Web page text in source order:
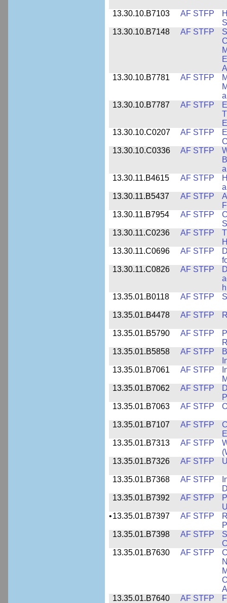
13.30.10.B7103 AF STFP
13.30.10.B7148
AF STFP
13.30.10.B7781
AF STFP
13.30.10.B7787
AF STFP
13.30.10.C0207
AF STFP
13.30.10.C0336
AF STFP
13.30.11.B4615
AF STFP
13.30.11.B5437
AF STFP
13.30.11.B7954
AF STFP
13.30.11.C0236
AF STFP
13.30.11.C0696
AF STFP
13.30.11.C0826
AF STFP
13.35.01.B0118
AF STFP
13.35.01.B4478 AF STFP
13.35.01.B5790 AF STFP
13.35.01.B5858
AF STFP
13.35.01.B7061
AF STFP
13.35.01.B7062
AF STFP
13.35.01.B7063
AF STFP
13.35.01.B7107 AF STFP
13.35.01.B7313
AF STFP
13.35.01.B7326
AF STFP
13.35.01.B7368 AF STFP
13.35.01.B7392
AF STFP
•13.35.01.B7397 AF STFP
13.35.01.B7398
AF STFP
13.35.01.B7630
AF STFP
13.35.01.B7640
AF STFP